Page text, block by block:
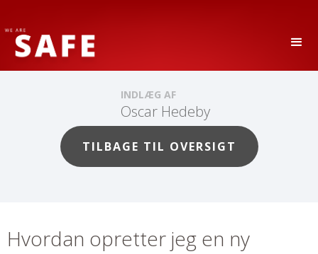
INDLÆG AF
Oscar Hedeby
TILBAGE TIL OVERSIGT
Hvordan opretter jeg en ny